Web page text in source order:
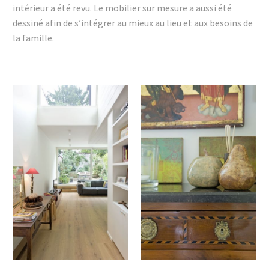
intérieur a été revu. Le mobilier sur mesure a aussi été
dessiné afin de s’intégrer au mieux au lieu et aux besoins de
la famille.